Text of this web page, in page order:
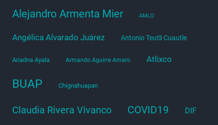
Alejandro Armenta Mier AMLO
Angélica Alvarado Juárez Antonio Teutli Cuautle
Ariadna Ayala Armando Aguirre Amaro Atlixco
BUAP Chignahuapan
Claudia Rivera Vivanco COVID19 DIF